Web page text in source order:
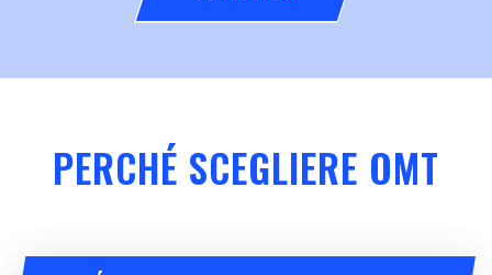
PERCHÉ SCEGLIERE OMT